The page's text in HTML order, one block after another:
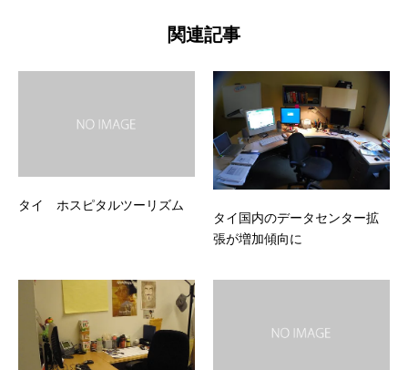
関連記事
タイ ホスピタルツーリズム
タイ国内のデータセンター拡
張が増加傾向に